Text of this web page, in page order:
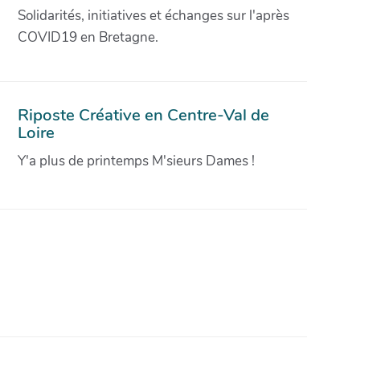
Solidarités, initiatives et échanges sur l'après
COVID19 en Bretagne.
Riposte Créative en Centre-Val de
Loire
Y'a plus de printemps M'sieurs Dames !